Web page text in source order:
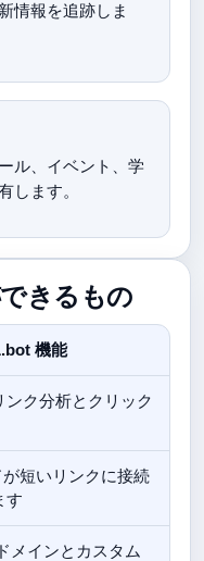
情報を追跡しま
ル、イベント、学
します。
きるもの
機能
ンク分析とクリック
短いリンクに接続
す
メインとカスタム